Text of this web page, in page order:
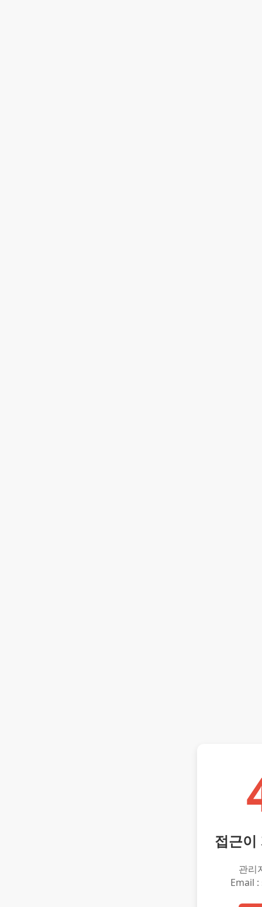
접근이
관리
Email